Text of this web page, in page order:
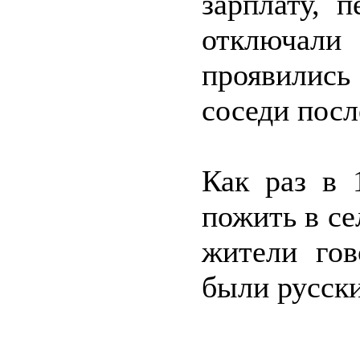
соседи
Как раз в
пожить в
жители
были